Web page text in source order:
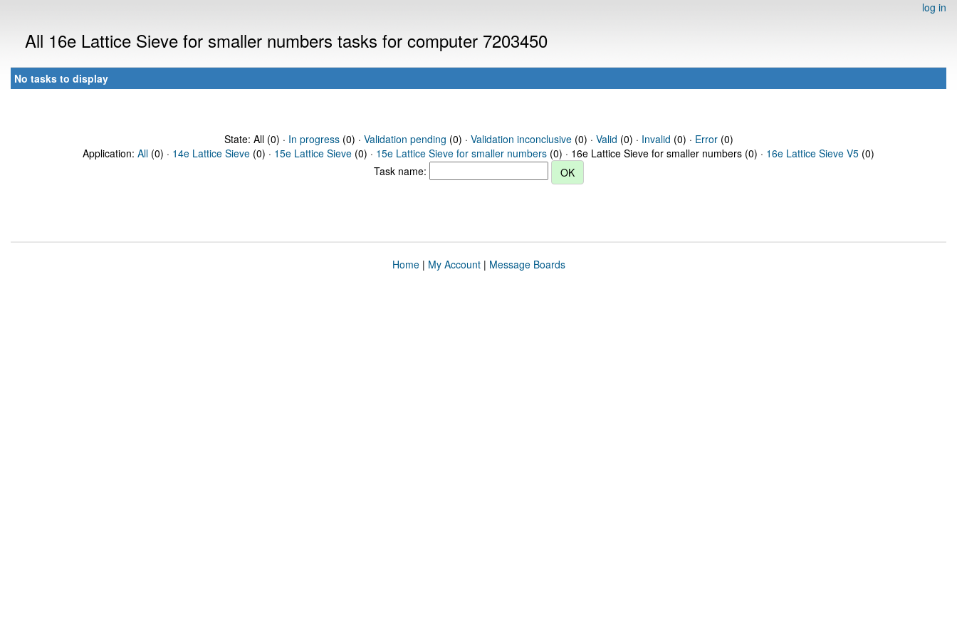
log in
All 16e Lattice Sieve for smaller numbers tasks for computer 7203450
No tasks to display
State: All (0) · In progress(0) · Validation pending (0) · Validation inconclusive(0) · Valid (0) · Invalid (0) · Error(0)
Application: All (0) · 14e Lattice Sieve (0) · 15e Lattice Sieve (0) · 15e Lattice Sieve for smaller numbers (0) · 16e Lattice Sieve for smaller numbers (0) · 16e Lattice Sieve V5 (0)
Task name:
Home| My Account| Message Boards